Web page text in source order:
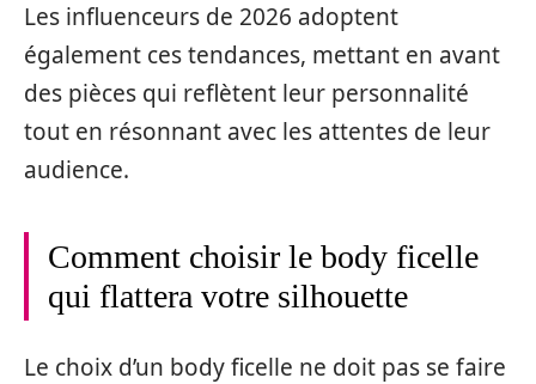
Les influenceurs de 2026 adoptent
également ces tendances, mettant en avant
des pièces qui reflètent leur personnalité
tout en résonnant avec les attentes de leur
audience.
Comment choisir le body ficelle
qui flattera votre silhouette
Le choix d’un body ficelle ne doit pas se faire